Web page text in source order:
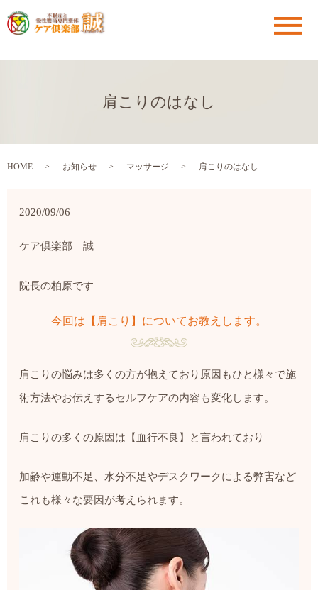
メ
肩こりのはなし
HOME お知らせ マッサージ 肩こりのはなし
2020/09/06
ケア倶楽部 誠
院長の柏原です
今回は【肩こり】についてお教えします。
肩こりの悩みは多くの方が抱えており原因もひと様々で施
術方法やお伝えするセルフケアの内容も変化します。
肩こりの多くの原因は【血行不良】と言われており
加齢や運動不足、水分不足やデスクワークによる弊害など
これも様々な要因が考えられます。